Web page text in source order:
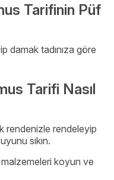
Tarifinin Püf
damak tadınıza göre
Tarifi Nasıl
rendenizle rendeleyip
sıkın.
koyun ve